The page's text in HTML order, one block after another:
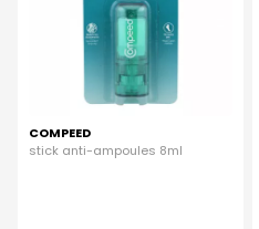
COMPEED
stick anti-ampoules 8ml